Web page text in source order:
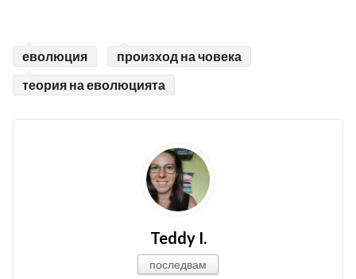
еволюция
произход на човека
теория на еволюцията
Teddy I.
последвам